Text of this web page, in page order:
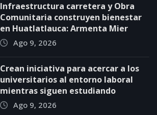
Infraestructura carretera y Obra
Comunitaria construyen bienestar
en Huatlatlauca: Armenta Mier
Ago 9, 2026
Crean iniciativa para acercar a los
universitarios al entorno laboral
mientras siguen estudiando
Ago 9, 2026